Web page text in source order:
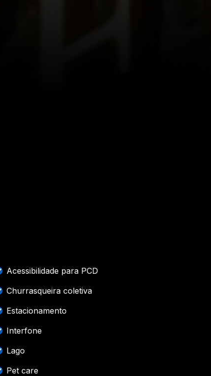
Acessibilidade para PCD
Churrasqueira coletiva
Estacionamento
Interfone
Lago
Pet care